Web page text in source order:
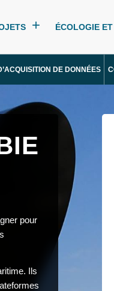
ÉCOLOGIE
DE DONNÉES
pour
Ils